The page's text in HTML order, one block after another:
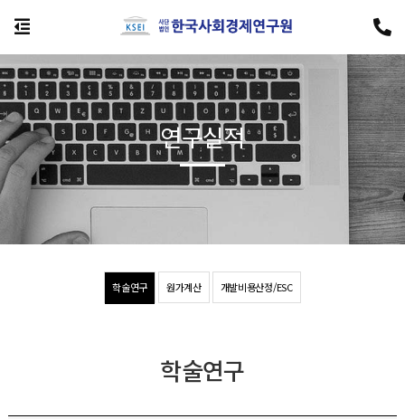
학술연구 원가계산 개발비용산정/ESC
연구실적
학술연구